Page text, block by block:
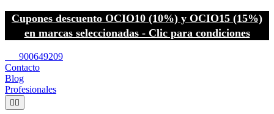
Cupones descuento OCIO10 (10%) y OCIO15 (15%)
en marcas seleccionadas - Clic para condiciones
900649209
Contacto
Blog
Profesionales
 